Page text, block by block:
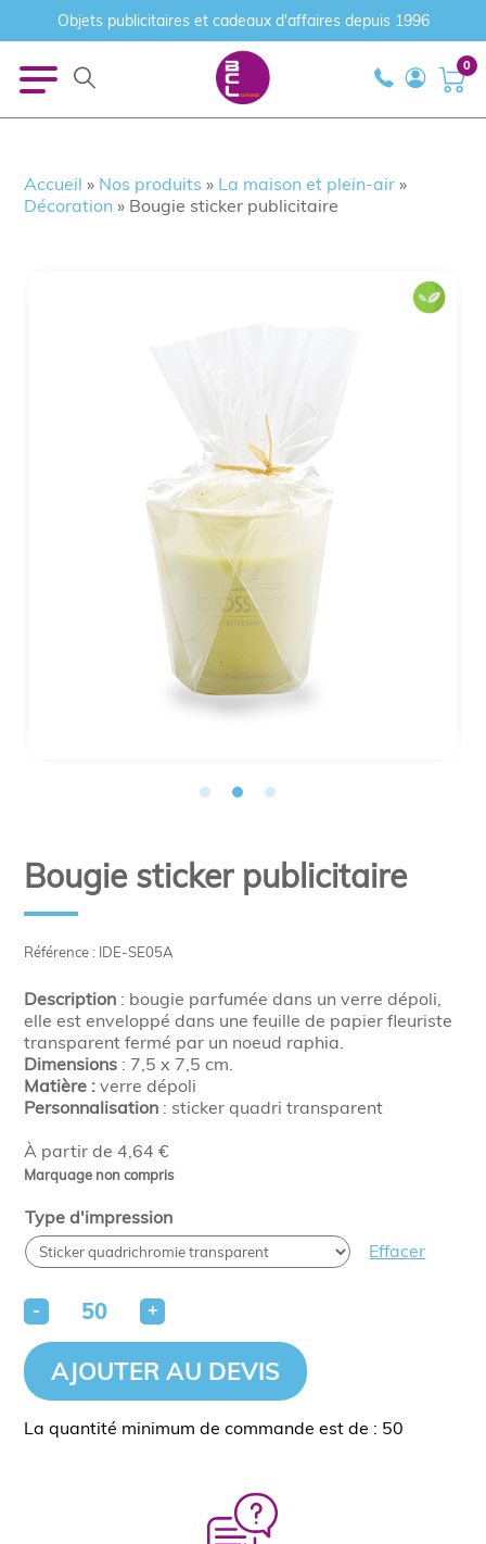
Objets publicitaires et cadeaux d'affaires depuis 1996
0
Accueil » Nos produits » La maison et plein-air »
Décoration » Bougie sticker publicitaire
Référence : IDE-SE05A
À partir de 4,64 €
Marquage non compris
Bougie sticker publicitaire
Description : bougie parfumée dans un verre dépoli,
elle est enveloppé dans une feuille de papier fleuriste
transparent fermé par un noeud raphia.
Dimensions : 7,5 x 7,5 cm.
Matière :verre dépoli
Personnalisation : sticker quadri transparent
Type d'impression
Effacer
- +
AJOUTER AU DEVIS
La quantité minimum de commande est de : 50